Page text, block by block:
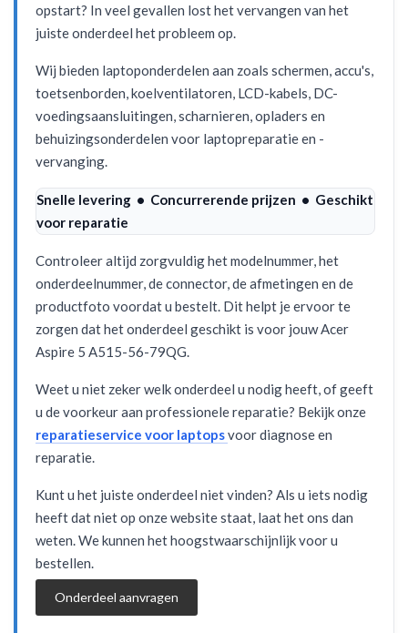
opstart? In veel gevallen lost het vervangen van het
juiste onderdeel het probleem op.
Wij bieden laptoponderdelen aan zoals schermen, accu's,
toetsenborden, koelventilatoren, LCD-kabels, DC-
voedingsaansluitingen, scharnieren, opladers en
behuizingsonderdelen voor laptopreparatie en -
vervanging.
Snelle levering • Concurrerende prijzen • Geschikt
voor reparatie
Controleer altijd zorgvuldig het modelnummer, het
onderdeelnummer, de connector, de afmetingen en de
productfoto voordat u bestelt. Dit helpt je ervoor te
zorgen dat het onderdeel geschikt is voor jouw Acer
Aspire 5 A515-56-79QG.
Weet u niet zeker welk onderdeel u nodig heeft, of geeft
u de voorkeur aan professionele reparatie? Bekijk onze
reparatieservice voor laptopsvoor diagnose en
reparatie.
Kunt u het juiste onderdeel niet vinden? Als u iets nodig
heeft dat niet op onze website staat, laat het ons dan
weten. We kunnen het hoogstwaarschijnlijk voor u
bestellen.
Onderdeel aanvragen